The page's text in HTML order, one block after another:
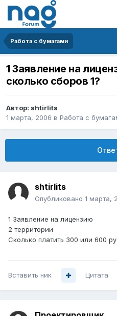
Работа с бумагами
1 Заявление на
сколько сборов 1?
Автор: shtirlits
1 марта, 2006 в Работа с
shtirlits
Опубликовано 1 марта,
1 Заявление на лицензию
2 территории
Сколько платить 300 или 600
Вставить ник Цитата